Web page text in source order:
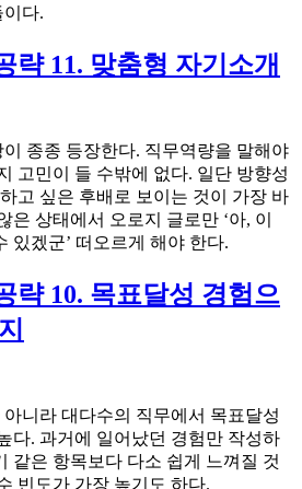
다.
략 11. 맞춤형 자기소개
종종 등장한다. 직무역량을 말해야
고민이 들 수밖에 없다. 일단 방향성
고 싶은 후배로 보이는 것이 가장 바
은 상태에서 오로지 글로만 ‘아, 이
있겠군’ 떠오르게 해야 한다.
략 10. 목표달성 경험으
니라 대다수의 직무에서 목표달성
다. 과거에 일어났던 경험만 작성하
같은 항목보다 다소 쉽게 느껴질 것
빈도가 가장 높기도 하다.